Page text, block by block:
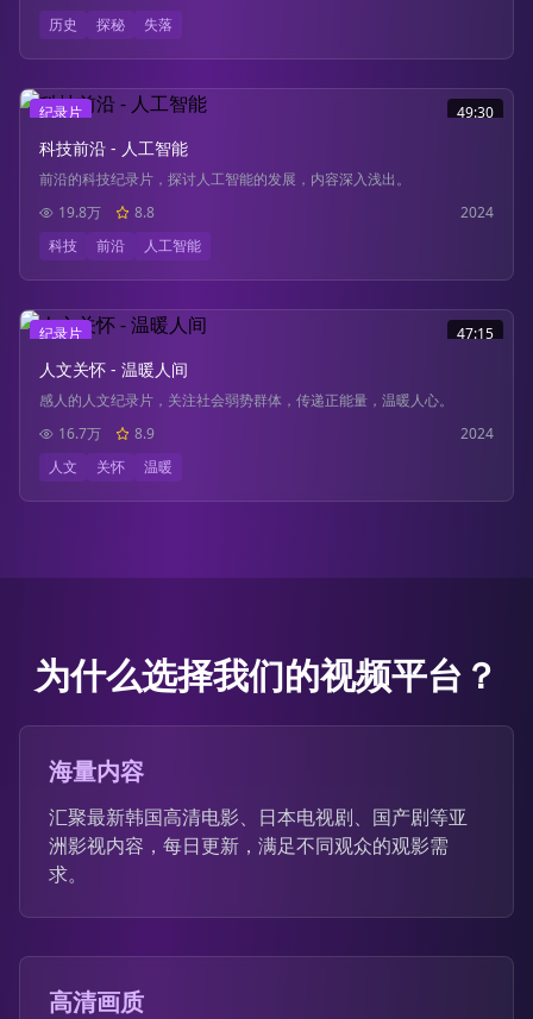
历史
探秘 失落
49:30
纪录片
科技前沿 - 人工智能
前沿的科技纪录片，探讨人工智能的发展，内容深入浅出。
19.8万
8.8
2024
科技
前沿 人工智能
47:15
纪录片
人文关怀 - 温暖人间
感人的人文纪录片，关注社会弱势群体，传递正能量，温暖人心。
16.7万
8.9
2024
人文
关怀 温暖
为什么选择我们的视频平台？
海量内容
汇聚最新韩国高清电影、日本电视剧、国产剧等亚
洲影视内容，每日更新，满足不同观众的观影需
求。
高清画质